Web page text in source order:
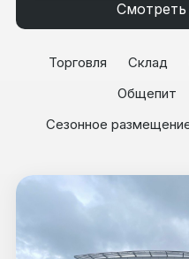
Торговля Склад
Общепит
Сезонное